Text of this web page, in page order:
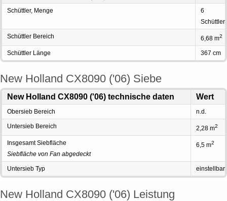
Schüttler, Menge
6
Schüttler
Schüttler Bereich 6,68 m2
Schüttler Länge 367 cm
New Holland CX8090 ('06) Siebe
New Holland CX8090 ('06) technische daten Wert
Obersieb Bereich n.d.
Untersieb Bereich 2,28 m2
Insgesamt Siebfläche
Siebfläche von Fan abgedeckt
6,5 m2
Untersieb Typ einstellbar
New Holland CX8090 ('06) Leistung